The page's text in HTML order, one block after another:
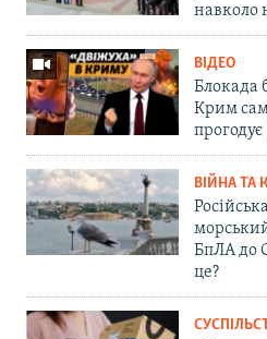
навколо
ВІДЕО
Блокада
Крим сам
ВІЙНА ТА
БпЛА до
це?